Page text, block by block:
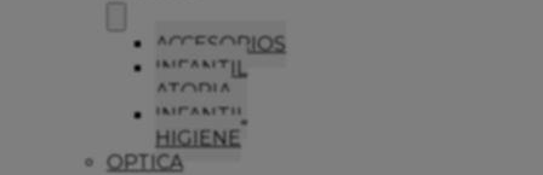
ACCESORIOS
INFANTIL
ATOPIA
INFANTIL
HIGIENE
OPTICA